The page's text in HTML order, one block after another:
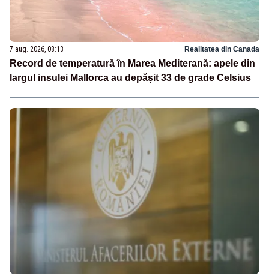
7 aug. 2026, 08:13 Realitatea din Canada
Record de temperatură în Marea Mediterană: apele din
largul insulei Mallorca au depășit 33 de grade Celsius